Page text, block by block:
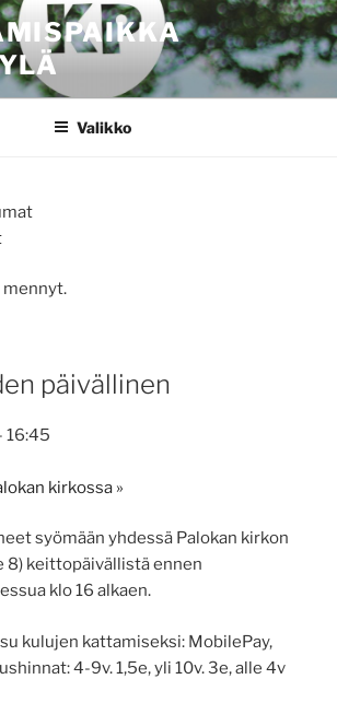
Valikko
mennyt.
päivällinen
16:45
kirkossa »
syömään yhdessä Palokan kirkon
8) keittopäivällistä ennen
klo 16 alkaen.
kulujen kattamiseksi: MobilePay,
4-9v. 1,5e, yli 10v. 3e, alle 4v